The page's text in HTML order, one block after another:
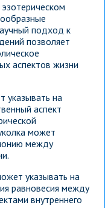
подход к
позволяет
аспектов жизни
указывать на
аспект
может
между
указывать на
равновесия между
внутреннего